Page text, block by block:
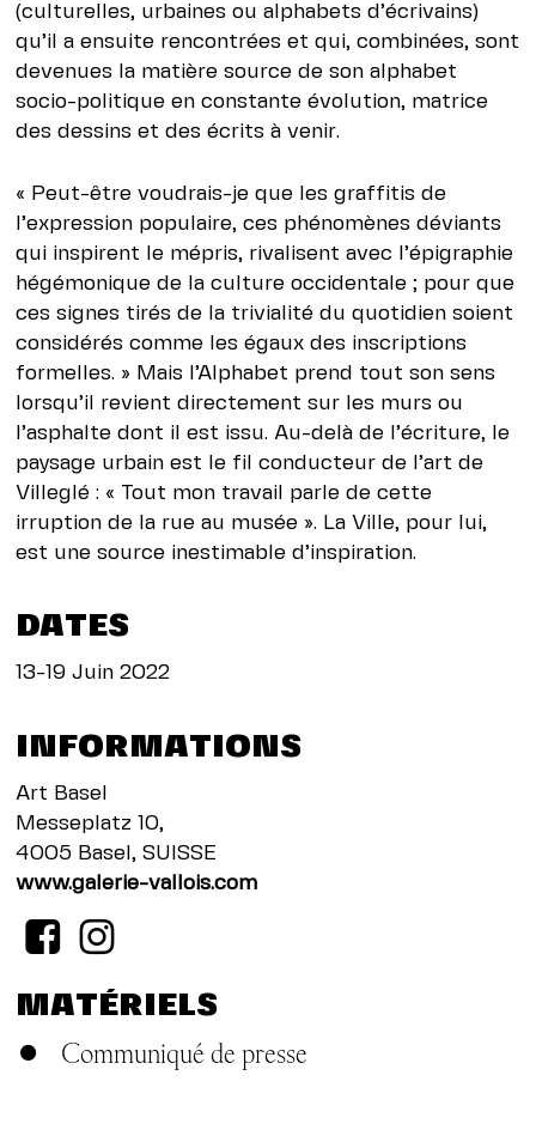
(culturelles, urbaines ou alphabets d’écrivains)
qu’il a ensuite rencontrées et qui, combinées, sont
devenues la matière source de son alphabet
socio-politique en constante évolution, matrice
des dessins et des écrits à venir.
« Peut-être voudrais-je que les graffitis de
l’expression populaire, ces phénomènes déviants
qui inspirent le mépris, rivalisent avec l’épigraphie
hégémonique de la culture occidentale ; pour que
ces signes tirés de la trivialité du quotidien soient
considérés comme les égaux des inscriptions
formelles. » Mais l’Alphabet prend tout son sens
lorsqu’il revient directement sur les murs ou
l’asphalte dont il est issu. Au-delà de l’écriture, le
paysage urbain est le fil conducteur de l’art de
Villeglé : « Tout mon travail parle de cette
irruption de la rue au musée ». La Ville, pour lui,
est une source inestimable d’inspiration.
DATES
13-19 Juin 2022
INFORMATIONS
Art Basel
Messeplatz 10,
4005 Basel, SUISSE
www.galerie-vallois.com
MATÉRIELS
Communiqué de presse